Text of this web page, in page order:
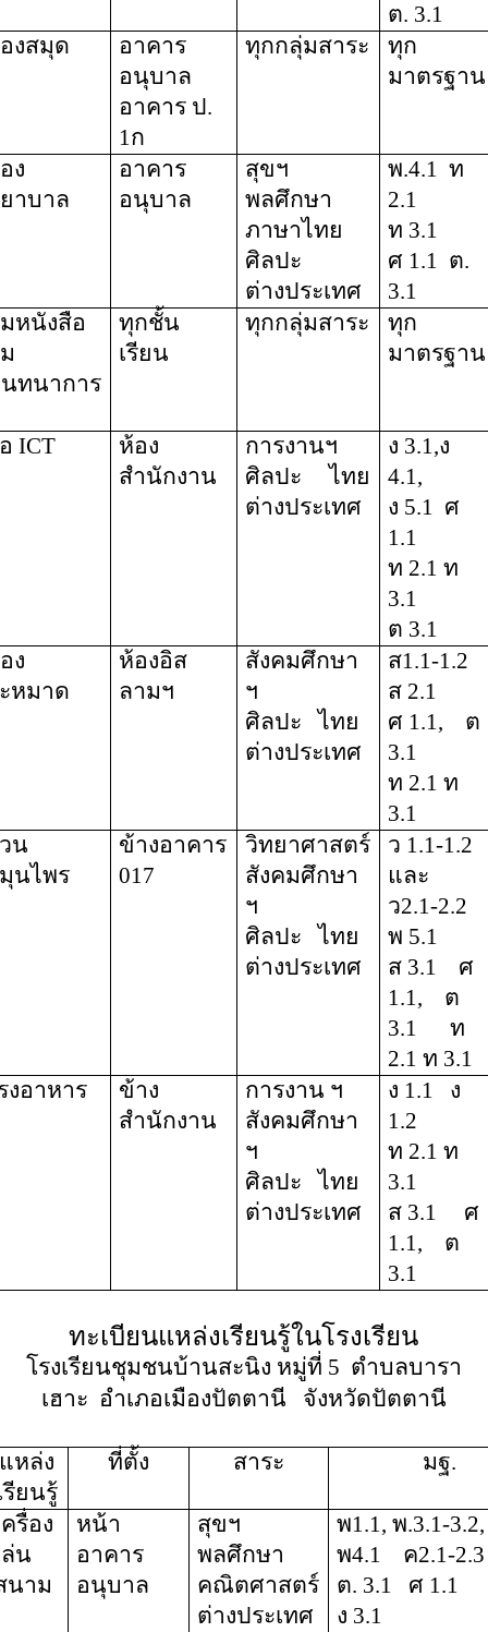
ต. 3.1
งสมุด
อาคาร
อนุบาล
อาคาร ป.
1ก
ทุกกลุ่มสาระ
ทุก
มาตรฐาน
ง
าบาล
อาคาร
อนุบาล
สุขฯ
พลศึกษา
ภาษาไทย
ศิลปะ
ต่างประเทศ
พ.4.1 ท
2.1
ท 3.1
ศ 1.1 ต.
3.1
หนังสือ
ทนาการ
ทุกชั้น
เรียน
ทุกกลุ่มสาระ
ทุก
มาตรฐาน
ICT
ห้อง
สำนักงาน
การงานฯ
ศิลปะ
ไทย
ต่างประเทศ
ง 3.1,ง
4.1,
ง 5.1 ศ
1.1
ท 2.1 ท
3.1
ต 3.1
ง
หมาด
ห้องอิส
ลามฯ
สังคมศึกษา
ฯ
ศิลปะ
ไทย
ต่างประเทศ
ส1.1-1.2
ส 2.1
ศ 1.1,
ต
3.1
ท 2.1 ท
3.1
น
นไพร
ข้างอาคาร
017
วิทยาศาสตร์
สังคมศึกษา
ฯ
ศิลปะ
ไทย
ต่างประเทศ
ว 1.1-1.2
และ
ว2.1-2.2
พ 5.1
ส 3.1
ศ
1.1,
ต
3.1
ท
2.1 ท 3.1
งอาหาร
ข้าง
สำนักงาน
การงาน ฯ
สังคมศึกษา
ฯ
ศิลปะ
ไทย
ต่างประเทศ
ง 1.1
ง
1.2
ท 2.1 ท
3.1
ส 3.1
ศ
1.1,
ต
3.1
ทะเบียนแหล่งเรียนรู้ในโรงเรียน
โรงเรียนชุมชนบ้านสะนิง หมู่ที่ 5 ตำบลบารา
เฮาะ อำเภอเมืองปัตตานี จังหวัดปัตตานี
แหล่ง
รียนรู้
ที่ตั้ง สาระ มฐ.
ครื่อง
ล่น
นาม
หน้า
อาคาร
อนุบาล
สุขฯ
พลศึกษา
คณิตศาสตร์
ต่างประเทศ
พ1.1, พ.3.1-3.2,
พ4.1
ค2.1-2.3
ต. 3.1
ศ 1.1
ง 3.1